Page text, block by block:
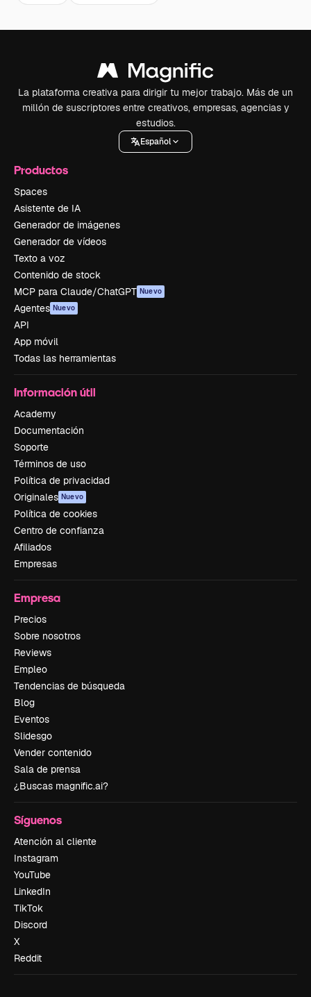
La plataforma creativa para dirigir tu mejor trabajo. Más de un
millón de suscriptores entre creativos, empresas, agencias y
estudios.
Español
Productos
Spaces
Asistente de IA
Generador de imágenes
Generador de vídeos
Texto a voz
Contenido de stock
MCP para Claude/ChatGPT Nuevo
Agentes Nuevo
API
App móvil
Todas las herramientas
Información útil
Academy
Documentación
Soporte
Términos de uso
Política de privacidad
Originales Nuevo
Política de cookies
Centro de confianza
Afiliados
Empresas
Empresa
Precios
Sobre nosotros
Reviews
Empleo
Tendencias de búsqueda
Blog
Eventos
Slidesgo
Vender contenido
Sala de prensa
¿Buscas magnific.ai?
Síguenos
Atención al cliente
Instagram
YouTube
LinkedIn
TikTok
Discord
X
Reddit